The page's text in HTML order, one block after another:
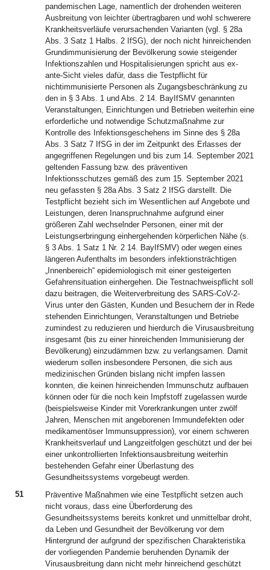
pandemischen Lage, namentlich der drohenden weiteren
Ausbreitung von leichter übertragbaren und wohl schwerere
Krankheitsverläufe verursachenden Varianten (vgl. § 28a
Abs. 3 Satz 1 Halbs. 2 IfSG), der noch nicht hinreichenden
Grundimmunisierung der Bevölkerung sowie steigender
Infektionszahlen und Hospitalisierungen spricht aus ex-
ante-Sicht vieles dafür, dass die Testpflicht für
nichtimmunisierte Personen als Zugangsbeschränkung zu
den in § 3 Abs. 1 und Abs. 2 14. BayIfSMV genannten
Veranstaltungen, Einrichtungen und Betrieben weiterhin eine
erforderliche und notwendige Schutzmaßnahme zur
Kontrolle des Infektionsgeschehens im Sinne des § 28a
Abs. 3 Satz 7 IfSG in der im Zeitpunkt des Erlasses der
angegriffenen Regelungen und bis zum 14. September 2021
geltenden Fassung bzw. des präventiven
Infektionsschutzes gemäß des zum 15. September 2021
neu gefassten § 28a Abs. 3 Satz 2 IfSG darstellt. Die
Testpflicht bezieht sich im Wesentlichen auf Angebote und
Leistungen, deren Inanspruchnahme aufgrund einer
größeren Zahl wechselnder Personen, einer mit der
Leistungserbringung einhergehenden körperlichen Nähe (s.
§ 3 Abs. 1 Satz 1 Nr. 2 14. BayIfSMV) oder wegen eines
längeren Aufenthalts im besonders infektionsträchtigen
„Innenbereich“ epidemiologisch mit einer gesteigerten
Gefahrensituation einhergehen. Die Testnachweispflicht soll
dazu beitragen, die Weiterverbreitung des SARS-CoV-2-
Virus unter den Gästen, Kunden und Besuchern der in Rede
stehenden Einrichtungen, Veranstaltungen und Betriebe
zumindest zu reduzieren und hierdurch die Virusausbreitung
insgesamt (bis zu einer hinreichenden Immunisierung der
Bevölkerung) einzudämmen bzw. zu verlangsamen. Damit
wiederum sollen insbesondere Personen, die sich aus
medizinischen Gründen bislang nicht impfen lassen
konnten, die keinen hinreichenden Immunschutz aufbauen
können oder für die noch kein Impfstoff zugelassen wurde
(beispielsweise Kinder mit Vorerkrankungen unter zwölf
Jahren, Menschen mit angeborenen Immundefekten oder
medikamentöser Immunsuppression), vor einem schweren
Krankheitsverlauf und Langzeitfolgen geschützt und der bei
einer unkontrollierten Infektionsausbreitung weiterhin
bestehenden Gefahr einer Überlastung des
Gesundheitssystems vorgebeugt werden.
51
Präventive Maßnahmen wie eine Testpflicht setzen auch
nicht voraus, dass eine Überforderung des
Gesundheitssystems bereits konkret und unmittelbar droht,
da Leben und Gesundheit der Bevölkerung vor dem
Hintergrund der aufgrund der spezifischen Charakteristika
der vorliegenden Pandemie beruhenden Dynamik der
Virusausbreitung dann nicht mehr hinreichend geschützt